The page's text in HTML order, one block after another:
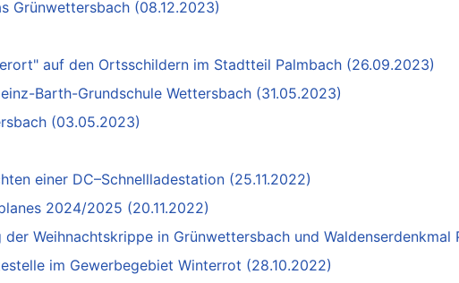
Grünwettersbach (08.12.2023)
auf den Ortsschildern im Stadtteil Palmbach (26.09.2023)
Barth-Grundschule Wettersbach (31.05.2023)
(03.05.2023)
einer DC–Schnellladestation (25.11.2022)
2024/2025 (20.11.2022)
Weihnachtskrippe in Grünwettersbach und Waldenserdenkmal
im Gewerbegebiet Winterrot (28.10.2022)